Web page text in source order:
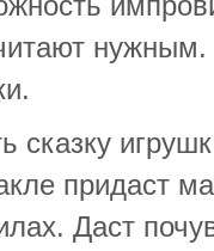
сказку
придаст
Даст